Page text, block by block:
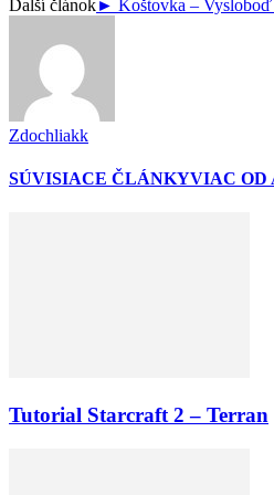
Ďalší článok► Koštovka – Vysloboď
Zdochliakk
SÚVISIACE ČLÁNKYVIAC OD
Tutorial Starcraft 2 – Terran